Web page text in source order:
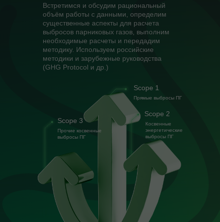
Scope 2
Косвенные
энергетические
выбросы ПГ
Scope 1
Прямые выбросы ПГ
Scope 3
Прочие косвенные
выбросы ПГ
Встретимся и обсудим рациональный
объём работы с данными, определим
существенные аспекты для расчета
выбросов парниковых газов, выполним
необходимые расчеты и передадим
методику. Используем российские
методики и зарубежные руководства
(GHG Protocol и др.)